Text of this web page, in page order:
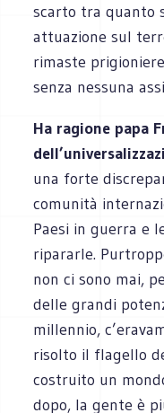
scarto tra quanto
attuazione sul
rimaste
senza nessuna
Ha ragione papa
una forte
comunità
Paesi in guerra e
ripararle.
non ci sono mai,
delle grandi
millennio,
risolto il flagello
costruito un
dopo, la gente è